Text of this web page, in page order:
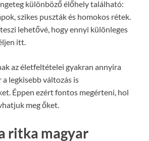
különböző élőhely található:
szikes puszták és homokos rétek.
lehetővé, hogy ennyi különleges
itt.
az életfeltételei gyakran annyira
a legkisebb változás is
Éppen ezért fontos megérteni, hol
meg őket.
ritka magyar